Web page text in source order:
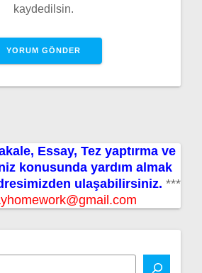
kaydedilsin.
Essay, Tez yaptırma ve
konusunda yardım almak
ulaşabilirsiniz. ***